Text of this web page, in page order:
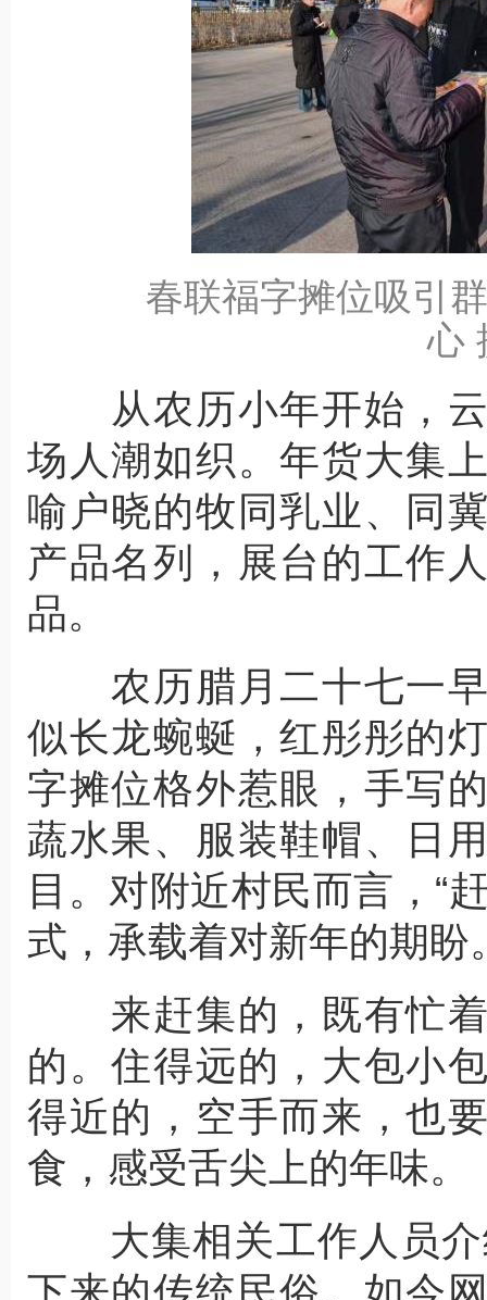
春联福字摊位吸引
心
从农历小年开始，云
场人潮如织。年货大集
喻户晓的牧同乳业、同
产品名列，展台的工作
品。
农历腊月二十七一早
似长龙蜿蜒，红彤彤的
字摊位格外惹眼，手写
蔬水果、服装鞋帽、日
目。对附近村民而言，“
式，承载着对新年的期盼
来赶集的，既有忙着
的。住得远的，大包小
得近的，空手而来，也
食，感受舌尖上的年味。
大集相关工作人员介